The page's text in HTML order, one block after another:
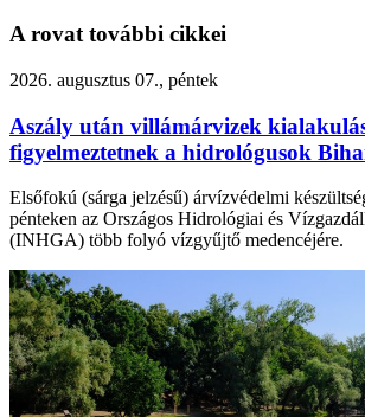
A rovat további cikkei
2026. augusztus 07., péntek
Aszály után villámárvizek
figyelmeztetnek a hidrológusok
Elsőfokú (sárga jelzésű) árvízvédelmi
pénteken az Országos Hidrológiai és
(INHGA) több folyó vízgyűjtő medencéjére.